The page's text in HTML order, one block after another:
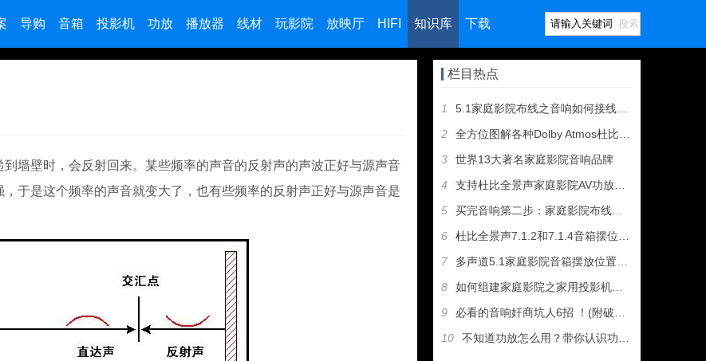
导购 音箱 投影机 功放 播放器 线材 玩影院 放映厅 HIFI 知识库 下载 搜索
墙壁时，会反射回来。某些频率的声音的反射声的声波正好与源声音
于是这个频率的声音就变大了，也有些频率的反射声正好与源声音是
栏目热点
1
5.1家庭影院布线之音响如何接线（图文教程）
2
全方位图解各种Dolby Atmos杜比全景声音箱摆位方案
3
世界13大著名家庭影院音响品牌
4
支持杜比全景声家庭影院AV功放和音箱推荐
5
买完音响第二步：家庭影院布线及音箱摆位
6
杜比全景声7.1.2和7.1.4音箱摆位有什么区别
7
多声道5.1家庭影院音箱摆放位置建议
8
如何组建家庭影院之家用投影机选购指南
9
必看的音响奸商坑人6招 ！(附破解招式）
10
不知道功放怎么用？带你认识功放机所有接口